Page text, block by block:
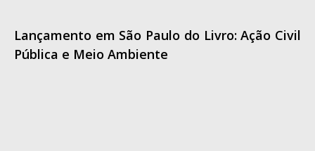
Lançamento em São Paulo do Livro: Ação Civil
Pública e Meio Ambiente